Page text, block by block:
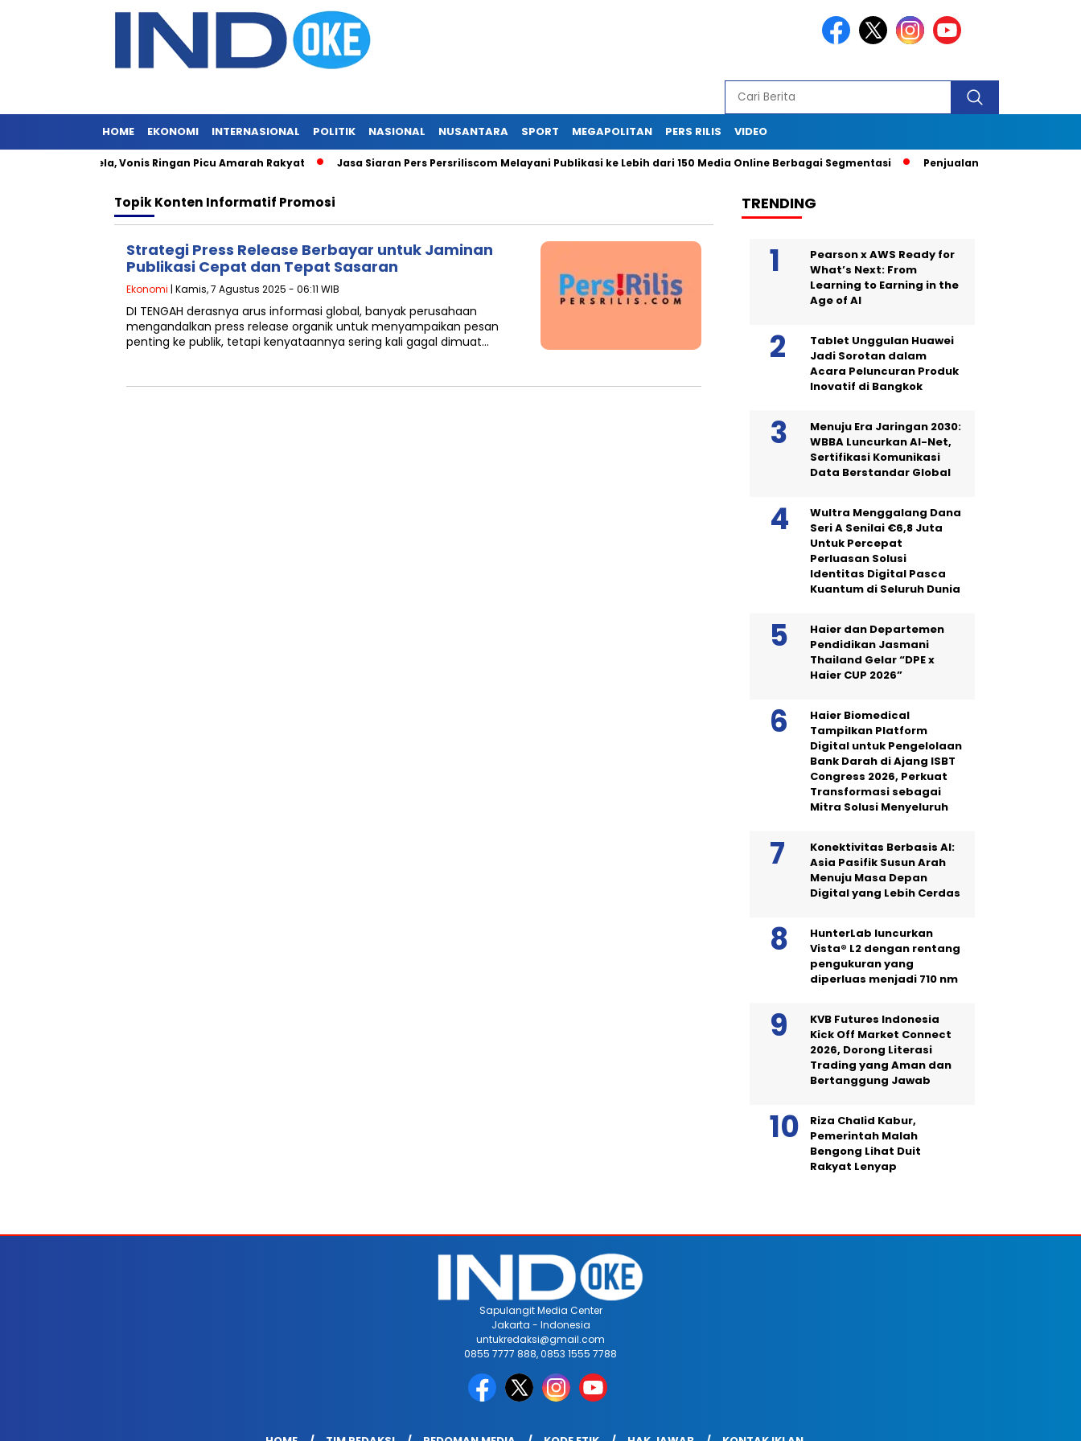
HOME EKONOMI INTERNASIONAL POLITIK NASIONAL NUSANTARA SPORT MEGAPOLITAN PERS RILIS VIDEO
Merajalela, Vonis Ringan Picu Amarah Rakyat Jasa Siaran Pers Persriliscom Melayani Publikasi ke Lebih dari 150 Media Online Berbagai Segmentasi Penjualan Anjlok, Coca Cola
TopikKonten Informatif Promosi
Strategi Press Release Berbayar untuk Jaminan
Publikasi Cepat dan Tepat Sasaran
Ekonomi | Kamis, 7 Agustus 2025 - 06:11 WIB
DI TENGAH derasnya arus informasi global, banyak perusahaan
mengandalkan press release organik untuk menyampaikan pesan
penting ke publik, tetapi kenyataannya sering kali gagal dimuat…
TRENDING
Pearson x AWS Ready for
What’s Next: From
Learning to Earning in the
Age of AI
Tablet Unggulan Huawei
Jadi Sorotan dalam
Acara Peluncuran Produk
Inovatif di Bangkok
Menuju Era Jaringan 2030:
WBBA Luncurkan AI-Net,
Sertifikasi Komunikasi
Data Berstandar Global
Wultra Menggalang Dana
Seri A Senilai €6,8 Juta
Untuk Percepat
Perluasan Solusi
Identitas Digital Pasca
Kuantum di Seluruh Dunia
Haier dan Departemen
Pendidikan Jasmani
Thailand Gelar “DPE x
Haier CUP 2026”
Haier Biomedical
Tampilkan Platform
Digital untuk Pengelolaan
Bank Darah di Ajang ISBT
Congress 2026, Perkuat
Transformasi sebagai
Mitra Solusi Menyeluruh
Konektivitas Berbasis AI:
Asia Pasifik Susun Arah
Menuju Masa Depan
Digital yang Lebih Cerdas
HunterLab luncurkan
Vista® L2 dengan rentang
pengukuran yang
diperluas menjadi 710 nm
KVB Futures Indonesia
Kick Off Market Connect
2026, Dorong Literasi
Trading yang Aman dan
Bertanggung Jawab
Riza Chalid Kabur,
Pemerintah Malah
Bengong Lihat Duit
Rakyat Lenyap
Sapulangit Media Center
Jakarta - Indonesia
untukredaksi@gmail.com
0855 7777 888, 0853 1555 7788